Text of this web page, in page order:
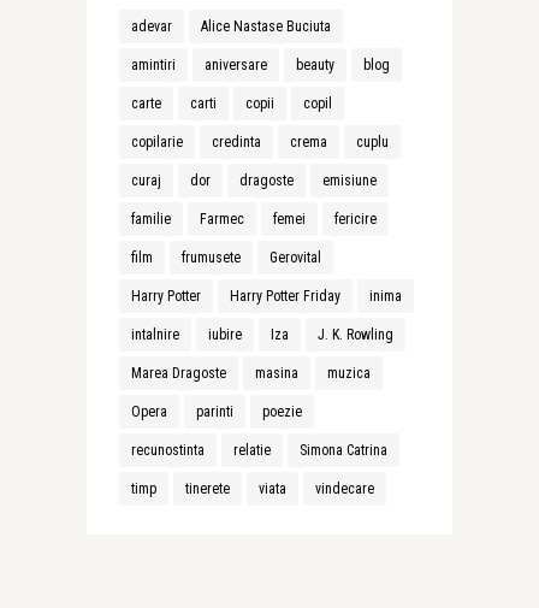
adevar Alice Nastase Buciuta
amintiri aniversare beauty blog
carte carti copii copil
copilarie credinta crema cuplu
curaj dor dragoste emisiune
familie Farmec femei fericire
film frumusete Gerovital
Harry Potter Harry Potter Friday inima
intalnire iubire Iza J. K. Rowling
Marea Dragoste masina muzica
Opera parinti poezie
recunostinta relatie Simona Catrina
timp tinerete viata vindecare